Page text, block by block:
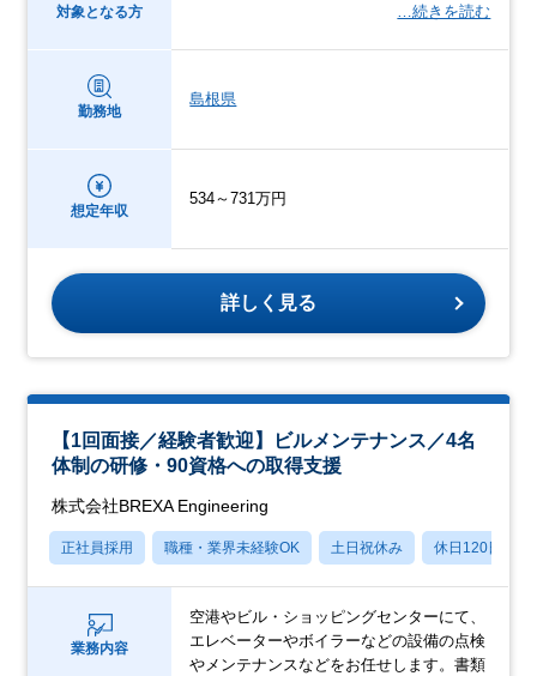
対象となる方
…続きを読む
勤務地
島根県
想定年収
534～731万円
詳しく見る
【1回面接／経験者歓迎】ビルメンテナンス／4名
体制の研修・90資格への取得支援
株式会社BREXA Engineering
正社員採用 職種・業界未経験OK 土日祝休み 休日120日以上
業務内容
空港やビル・ショッピングセンターにて、
エレベーターやボイラーなどの設備の点検
やメンテナンスなどをお任せします。書類